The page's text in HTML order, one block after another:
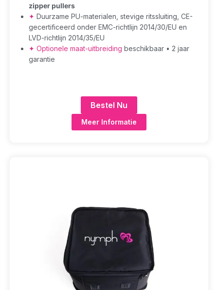
zipper pullers
✦ Duurzame PU-materialen, stevige ritssluiting, CE-
gecertificeerd onder EMC-richtlijn 2014/30/EU en
LVD-richtlijn 2014/35/EU
✦ Optionele maat-uitbreiding beschikbaar • 2 jaar
garantie
Bestel Nu
Meer Informatie